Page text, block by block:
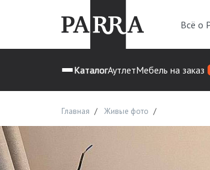
Всё о
КаталогАутлетМебель на заказ
Главная Живые фото